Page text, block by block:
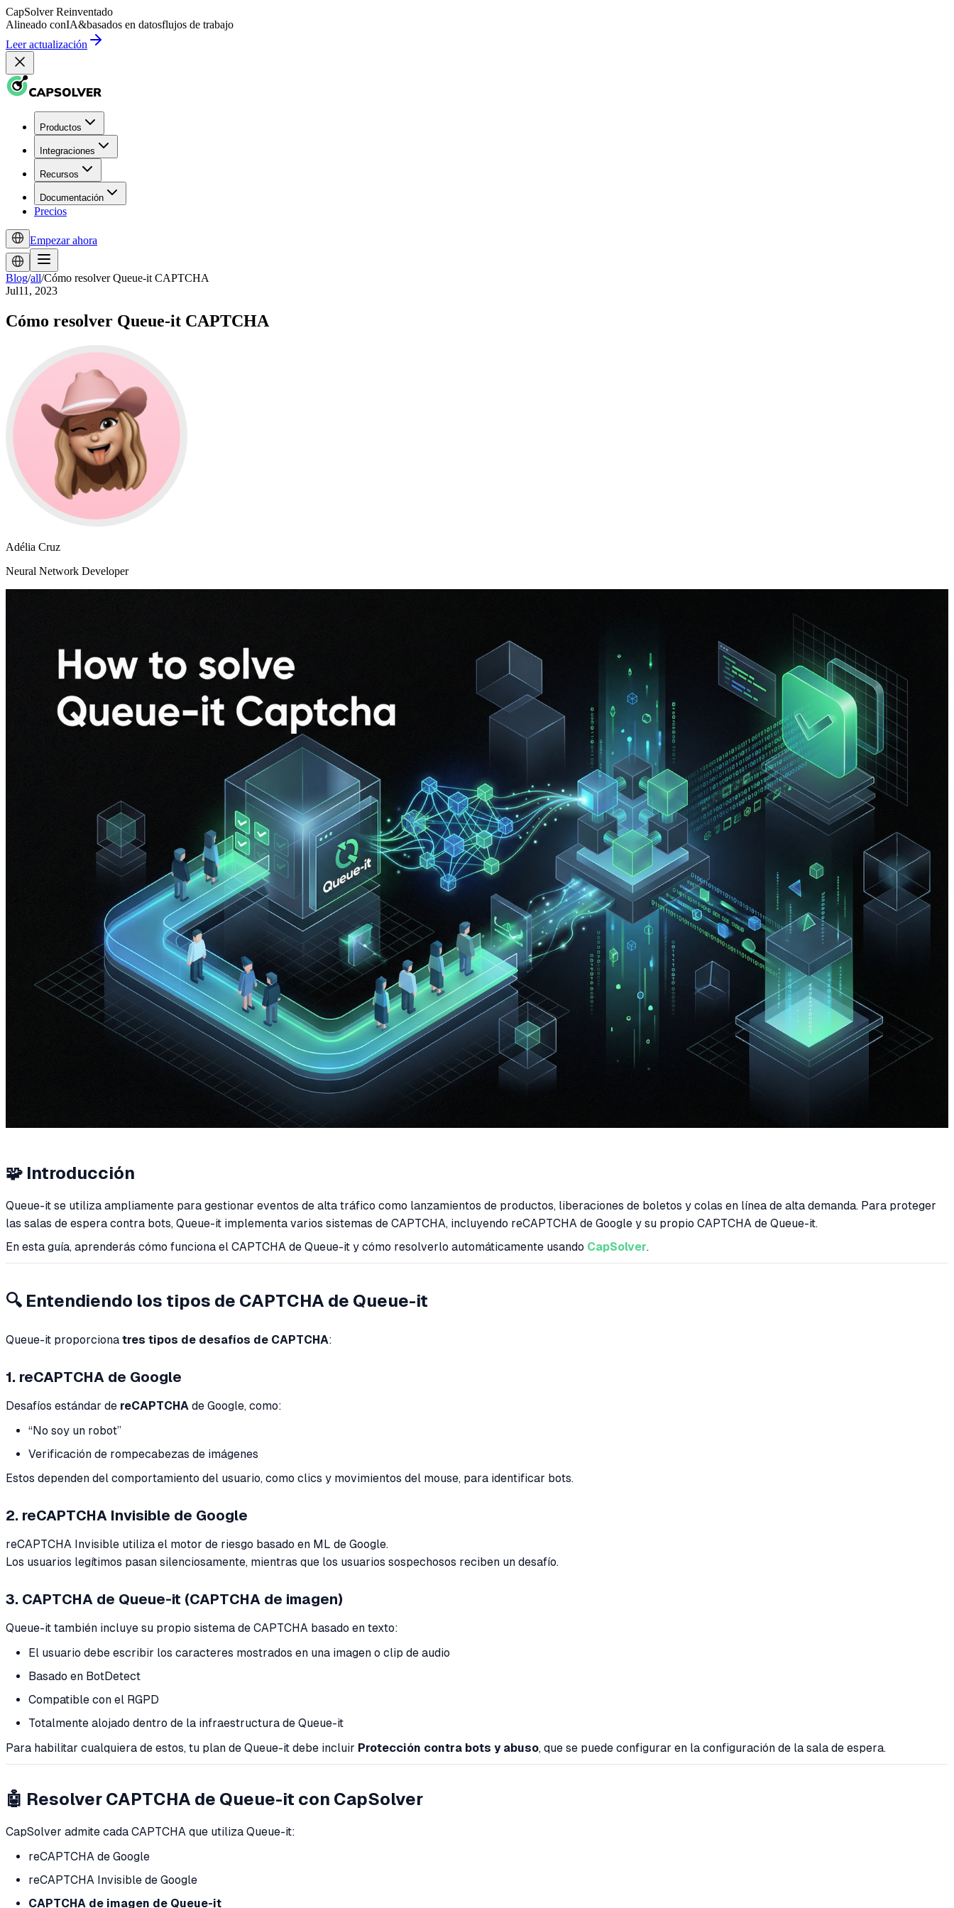
CapSolver Reinventado
Alineado conIA&basados en datosflujos de trabajo
Leer actualización
Productos
Integraciones
Recursos
Documentación
Precios
Empezar ahora
Blog/all/Cómo resolver Queue-it CAPTCHA
Jul11, 2023
Cómo resolver Queue-it CAPTCHA
Adélia Cruz
Neural Network Developer
🧩 Introducción
Queue-it se utiliza ampliamente para gestionar eventos de alta tráfico como lanzamientos de productos, liberaciones de boletos y colas en línea de alta demanda. Para proteger
las salas de espera contra bots, Queue-it implementa varios sistemas de CAPTCHA, incluyendo reCAPTCHA de Google y su propio CAPTCHA de Queue-it.
En esta guía, aprenderás cómo funciona el CAPTCHA de Queue-it y cómo resolverlo automáticamente usando CapSolver.
🔍 Entendiendo los tipos de CAPTCHA de Queue-it
Queue-it proporciona tres tipos de desafíos de CAPTCHA:
1. reCAPTCHA de Google
Desafíos estándar de reCAPTCHA de Google, como:
“No soy un robot”
Verificación de rompecabezas de imágenes
Estos dependen del comportamiento del usuario, como clics y movimientos del mouse, para identificar bots.
2. reCAPTCHA Invisible de Google
reCAPTCHA Invisible utiliza el motor de riesgo basado en ML de Google.
Los usuarios legítimos pasan silenciosamente, mientras que los usuarios sospechosos reciben un desafío.
3. CAPTCHA de Queue-it (CAPTCHA de imagen)
Queue-it también incluye su propio sistema de CAPTCHA basado en texto:
El usuario debe escribir los caracteres mostrados en una imagen o clip de audio
Basado en BotDetect
Compatible con el RGPD
Totalmente alojado dentro de la infraestructura de Queue-it
Para habilitar cualquiera de estos, tu plan de Queue-it debe incluir Protección contra bots y abuso, que se puede configurar en la configuración de la sala de espera.
🤖 Resolver CAPTCHA de Queue-it con CapSolver
CapSolver admite cada CAPTCHA que utiliza Queue-it:
reCAPTCHA de Google
reCAPTCHA Invisible de Google
CAPTCHA de imagen de Queue-it